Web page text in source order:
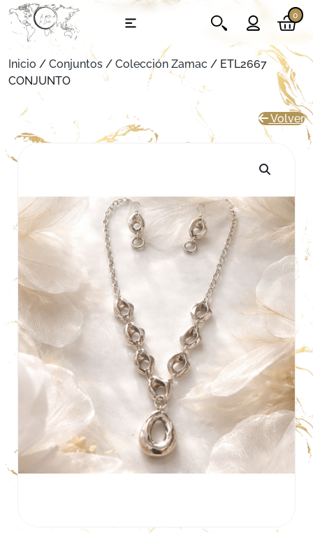
0
Inicio / Conjuntos / Colección Zamac / ETL2667
CONJUNTO
Volver